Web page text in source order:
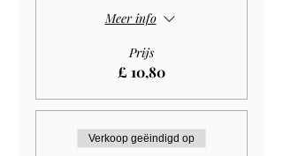
Meer info
Prijs
£ 10,80
Verkoop geëindigd op